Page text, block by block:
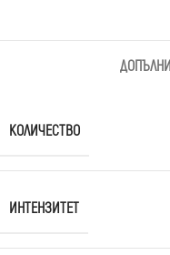
КОЛИЧЕСТВО
ИНТЕНЗИТЕТ